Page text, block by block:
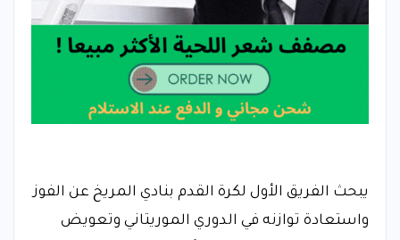
يبحث الفريق الأول لكرة القدم بنادي المريخ عن الفوز
واستعادة توازنه في الدوري الموريتاني وتعويض